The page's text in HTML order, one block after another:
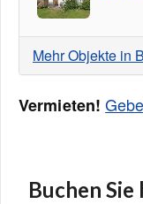
Mehr Objekte in
Vermieten!
Buchen Sie